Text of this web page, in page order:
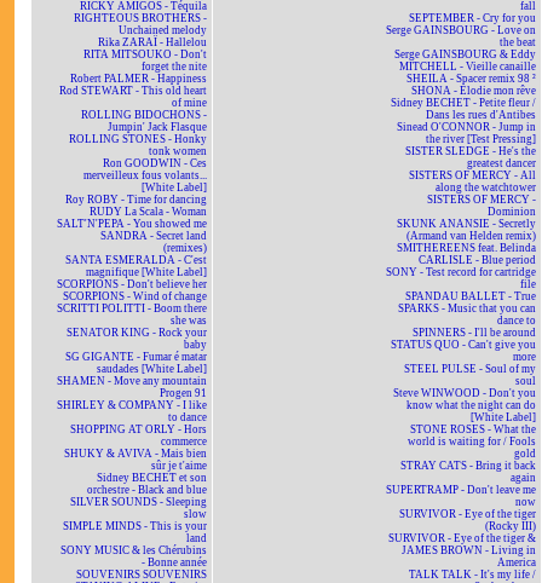
RICKY AMIGOS - Téquila
RIGHTEOUS BROTHERS -
Unchained melody
Rika ZARAÏ - Hallelou
RITA MITSOUKO - Don't
forget the nite
Robert PALMER - Happiness
Rod STEWART - This old heart
of mine
ROLLING BIDOCHONS -
Jumpin' Jack Flasque
ROLLING STONES - Honky
tonk women
Ron GOODWIN - Ces
merveilleux fous volants...
[White Label]
Roy ROBY - Time for dancing
RUDY La Scala - Woman
SALT'N'PEPA - You showed me
SANDRA - Secret land
(remixes)
SANTA ESMERALDA - C'est
magnifique [White Label]
SCORPIONS - Don't believe her
SCORPIONS - Wind of change
SCRITTI POLITTI - Boom there
she was
SENATOR KING - Rock your
baby
SG GIGANTE - Fumar é matar
saudades [White Label]
SHAMEN - Move any mountain
Progen 91
SHIRLEY & COMPANY - I like
to dance
SHOPPING AT ORLY - Hors
commerce
SHUKY & AVIVA - Mais bien
sûr je t'aime
Sidney BECHET et son
orchestre - Black and blue
SILVER SOUNDS - Sleeping
slow
SIMPLE MINDS - This is your
land
SONY MUSIC & les Chérubins
- Bonne année
SOUVENIRS SOUVENIRS
fall
SEPTEMBER - Cry for you
Serge GAINSBOURG - Love on
the beat
Serge GAINSBOURG & Eddy
MITCHELL - Vieille canaille
SHEILA - Spacer remix 98 ²
SHONA - Elodie mon rêve
Sidney BECHET - Petite fleur /
Dans les rues d'Antibes
Sinead O'CONNOR - Jump in
the river [Test Pressing]
SISTER SLEDGE - He's the
greatest dancer
SISTERS OF MERCY - All
along the watchtower
SISTERS OF MERCY -
Dominion
SKUNK ANANSIE - Secretly
(Armand van Helden remix)
SMITHEREENS feat. Belinda
CARLISLE - Blue period
SONY - Test record for cartridge
file
SPANDAU BALLET - True
SPARKS - Music that you can
dance to
SPINNERS - I'll be around
STATUS QUO - Can't give you
more
STEEL PULSE - Soul of my
soul
Steve WINWOOD - Don't you
know what the night can do
[White Label]
STONE ROSES - What the
world is waiting for / Fools
gold
STRAY CATS - Bring it back
again
SUPERTRAMP - Don't leave me
now
SURVIVOR - Eye of the tiger
(Rocky III)
SURVIVOR - Eye of the tiger &
JAMES BROWN - Living in
America
TALK TALK - It's my life /